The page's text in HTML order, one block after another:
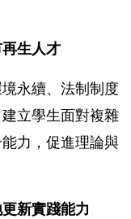
生人才
永續、法制制度
立學生面對複雜
力，促進理論與
新實踐能力